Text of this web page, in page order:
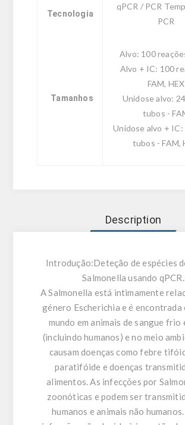
Tecnologia
qPCR / PCR
PCR
Tamanhos
Alvo: 100
Alvo + IC: 100
FAM, HEX
Unidose alvo:
tubos -
Unidose alvo + IC:
tubos - FAM,
Description
Introdução:Deteção de espécies
Salmonella usando qPCR.
A Salmonella está intimamente
género Escherichia e é encontrada
mundo em animais de sangue frio
(incluindo humanos) e no meio
causam doenças como febre
paratifóide e doenças
alimentos. As infecções por
zoonóticas e podem ser
humanos e animais não